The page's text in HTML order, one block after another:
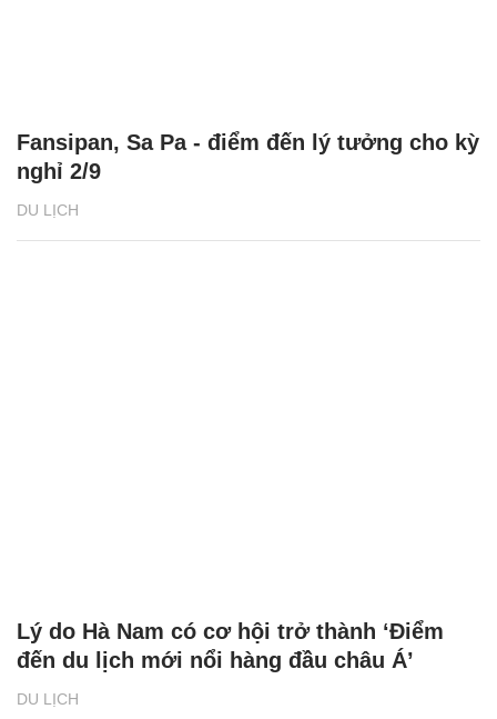
DU LỊCH
Fansipan, Sa Pa - điểm đến lý tưởng cho kỳ
nghỉ 2/9
DU LỊCH
Lý do Hà Nam có cơ hội trở thành ‘Điểm
đến du lịch mới nổi hàng đầu châu Á’